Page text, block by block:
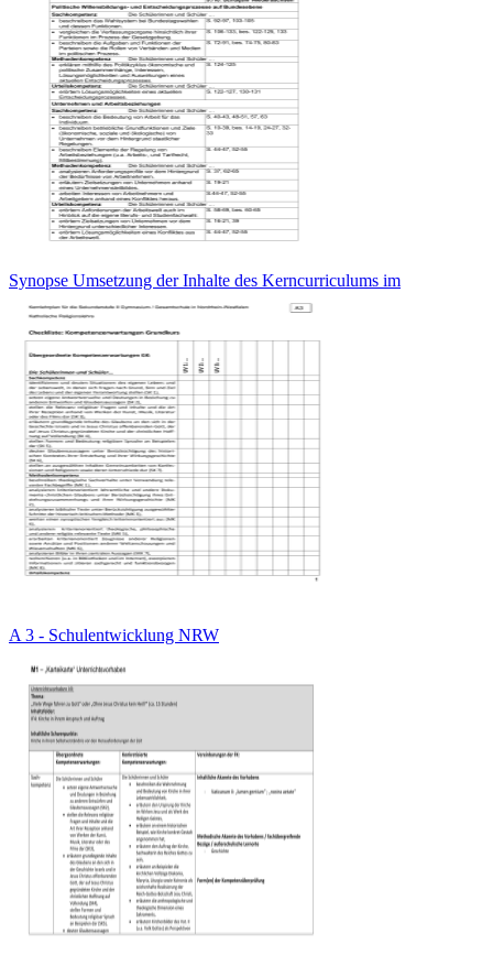
Synopse Umsetzung der Inhalte des Kerncurriculums im
A 3 - Schulentwicklung NRW